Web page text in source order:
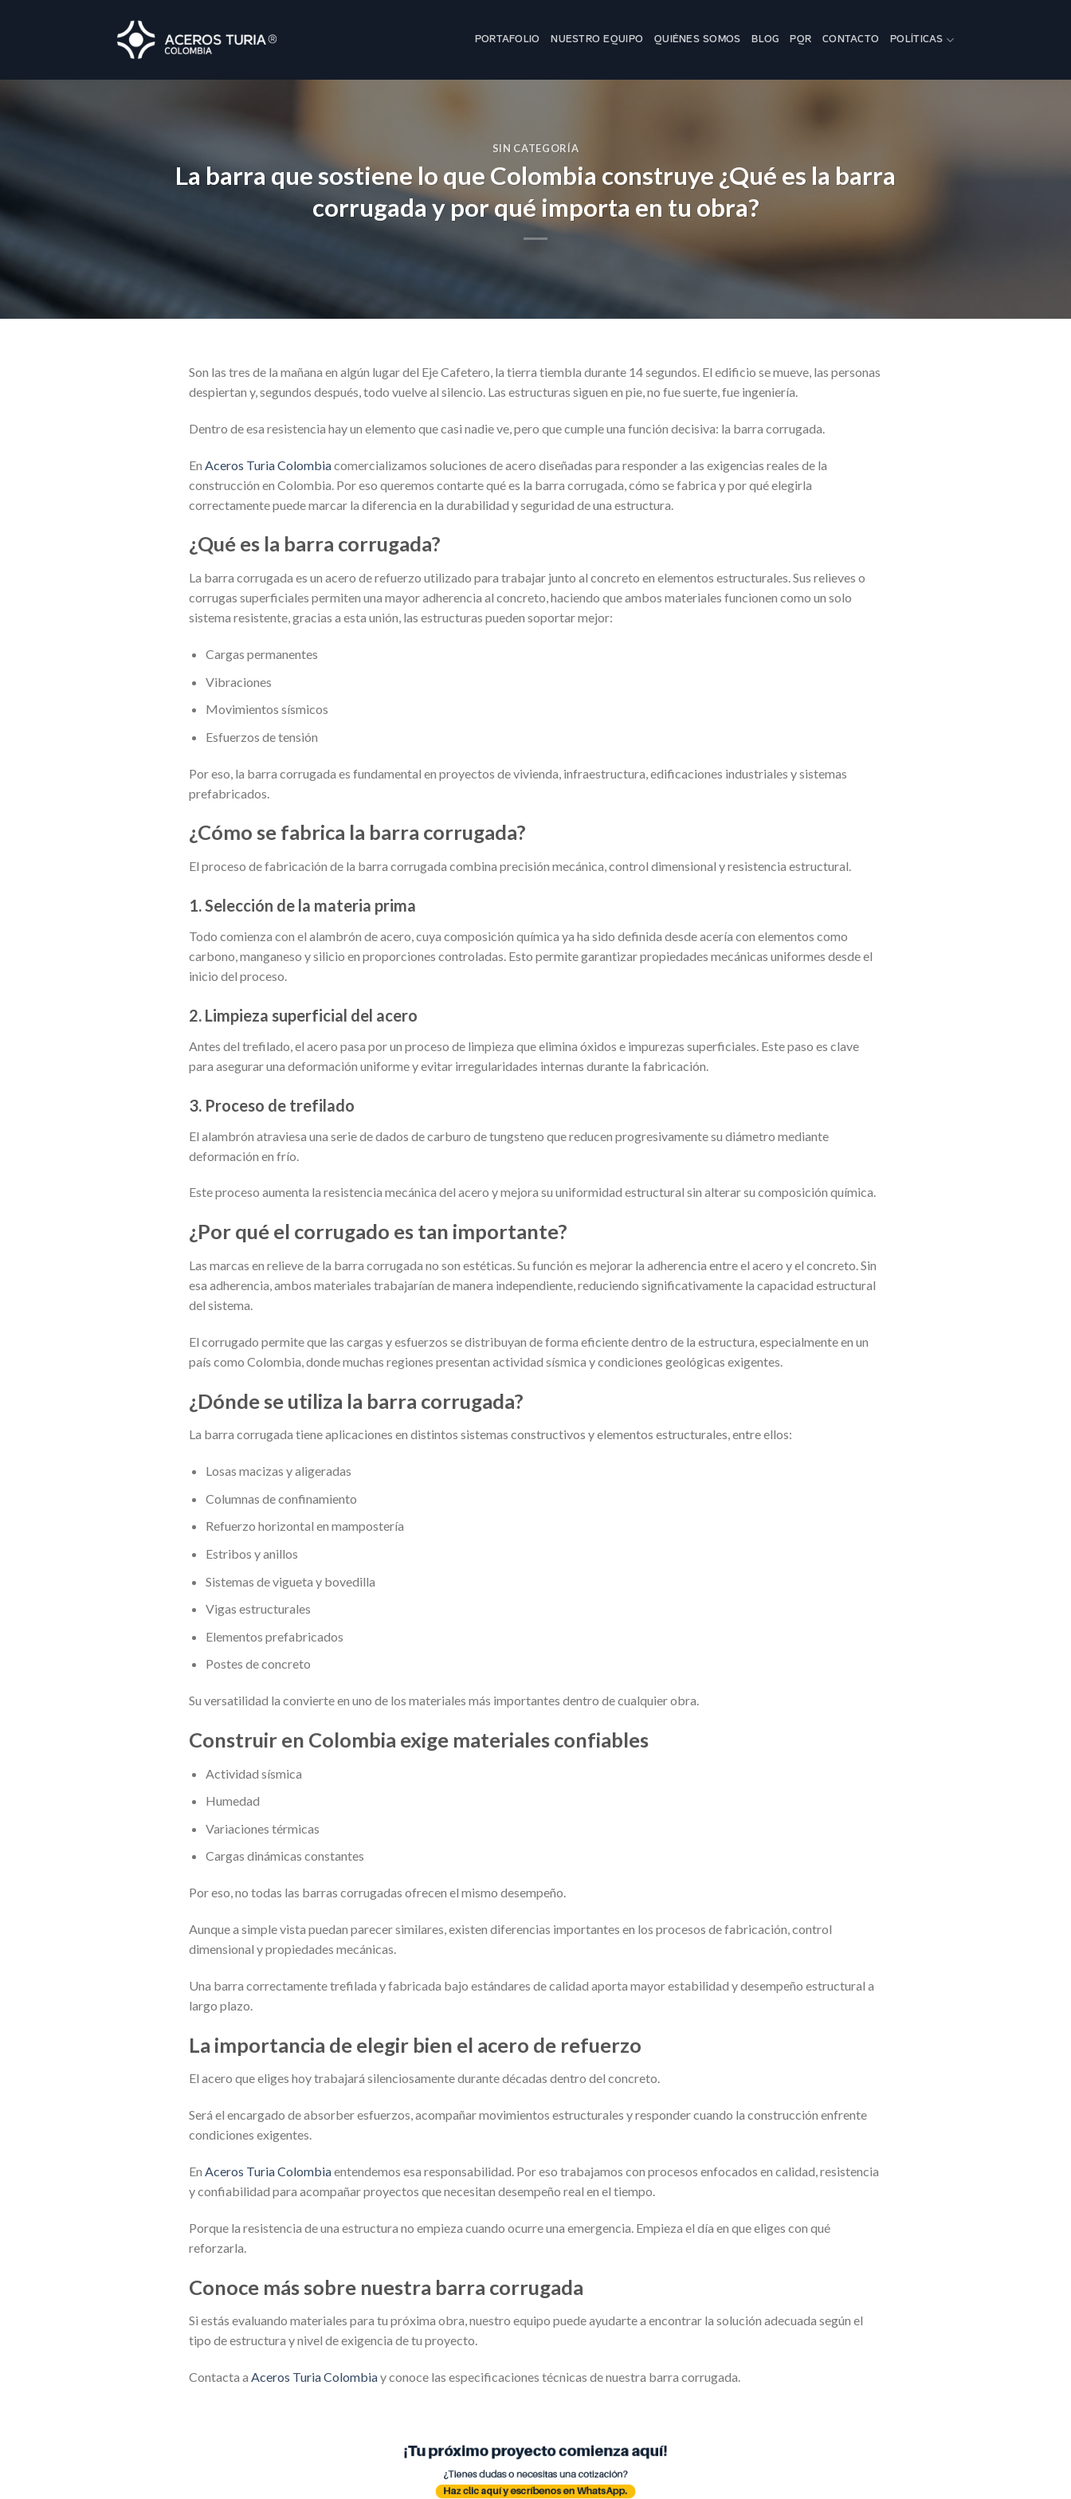
PORTAFOLIO NUESTRO EQUIPO QUIÉNES SOMOS BLOG PQR CONTACTO POLÍTICAS
SIN CATEGORÍA
La barra que sostiene lo que Colombia construye ¿Qué es la barra
corrugada y por qué importa en tu obra?
Son las tres de la mañana en algún lugar del Eje Cafetero, la tierra tiembla durante 14 segundos. El edificio se mueve, las personas
despiertan y, segundos después, todo vuelve al silencio. Las estructuras siguen en pie, no fue suerte, fue ingeniería.
Dentro de esa resistencia hay un elemento que casi nadie ve, pero que cumple una función decisiva: la barra corrugada.
En Aceros Turia Colombiacomercializamos soluciones de acero diseñadas para responder a las exigencias reales de la
construcción en Colombia. Por eso queremos contarte qué es la barra corrugada, cómo se fabrica y por qué elegirla
correctamente puede marcar la diferencia en la durabilidad y seguridad de una estructura.
¿Qué es la barra corrugada?
La barra corrugada es un acero de refuerzo utilizado para trabajar junto al concreto en elementos estructurales. Sus relieves o
corrugas superficiales permiten una mayor adherencia al concreto, haciendo que ambos materiales funcionen como un solo
sistema resistente, gracias a esta unión, las estructuras pueden soportar mejor:
Cargas permanentes
Vibraciones
Movimientos sísmicos
Esfuerzos de tensión
Por eso, la barra corrugada es fundamental en proyectos de vivienda, infraestructura, edificaciones industriales y sistemas
prefabricados.
¿Cómo se fabrica la barra corrugada?
El proceso de fabricación de la barra corrugada combina precisión mecánica, control dimensional y resistencia estructural.
1. Selección de la materia prima
Todo comienza con el alambrón de acero, cuya composición química ya ha sido definida desde acería con elementos como
carbono, manganeso y silicio en proporciones controladas. Esto permite garantizar propiedades mecánicas uniformes desde el
inicio del proceso.
2. Limpieza superficial del acero
Antes del trefilado, el acero pasa por un proceso de limpieza que elimina óxidos e impurezas superficiales. Este paso es clave
para asegurar una deformación uniforme y evitar irregularidades internas durante la fabricación.
3. Proceso de trefilado
El alambrón atraviesa una serie de dados de carburo de tungsteno que reducen progresivamente su diámetro mediante
deformación en frío.
Este proceso aumenta la resistencia mecánica del acero y mejora su uniformidad estructural sin alterar su composición química.
¿Por qué el corrugado es tan importante?
Las marcas en relieve de la barra corrugada no son estéticas. Su función es mejorar la adherencia entre el acero y el concreto. Sin
esa adherencia, ambos materiales trabajarían de manera independiente, reduciendo significativamente la capacidad estructural
del sistema.
El corrugado permite que las cargas y esfuerzos se distribuyan de forma eficiente dentro de la estructura, especialmente en un
país como Colombia, donde muchas regiones presentan actividad sísmica y condiciones geológicas exigentes.
¿Dónde se utiliza la barra corrugada?
La barra corrugada tiene aplicaciones en distintos sistemas constructivos y elementos estructurales, entre ellos:
Losas macizas y aligeradas
Columnas de confinamiento
Refuerzo horizontal en mampostería
Estribos y anillos
Sistemas de vigueta y bovedilla
Vigas estructurales
Elementos prefabricados
Postes de concreto
Su versatilidad la convierte en uno de los materiales más importantes dentro de cualquier obra.
Construir en Colombia exige materiales confiables
Actividad sísmica
Humedad
Variaciones térmicas
Cargas dinámicas constantes
Por eso, no todas las barras corrugadas ofrecen el mismo desempeño.
Aunque a simple vista puedan parecer similares, existen diferencias importantes en los procesos de fabricación, control
dimensional y propiedades mecánicas.
Una barra correctamente trefilada y fabricada bajo estándares de calidad aporta mayor estabilidad y desempeño estructural a
largo plazo.
La importancia de elegir bien el acero de refuerzo
El acero que eliges hoy trabajará silenciosamente durante décadas dentro del concreto.
Será el encargado de absorber esfuerzos, acompañar movimientos estructurales y responder cuando la construcción enfrente
condiciones exigentes.
En Aceros Turia Colombiaentendemos esa responsabilidad. Por eso trabajamos con procesos enfocados en calidad, resistencia
y confiabilidad para acompañar proyectos que necesitan desempeño real en el tiempo.
Porque la resistencia de una estructura no empieza cuando ocurre una emergencia. Empieza el día en que eliges con qué
reforzarla.
Conoce más sobre nuestra barra corrugada
Si estás evaluando materiales para tu próxima obra, nuestro equipo puede ayudarte a encontrar la solución adecuada según el
tipo de estructura y nivel de exigencia de tu proyecto.
Contacta a Aceros Turia Colombiay conoce las especificaciones técnicas de nuestra barra corrugada.